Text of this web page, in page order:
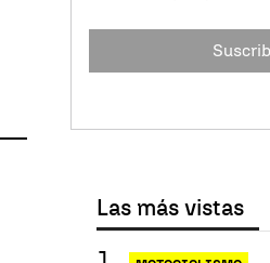
Las más vistas